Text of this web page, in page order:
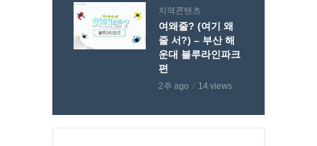
지역콘텐츠
여왜줄? (여기 왜
줄 서?) – 부산 해
운대 블루라인파크
편
2주 ago 14 views